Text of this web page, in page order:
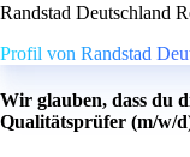
Randstad Deutschland
Profil von Randstad
Wir glauben, dass du
Qualitätsprüfer (m/w/